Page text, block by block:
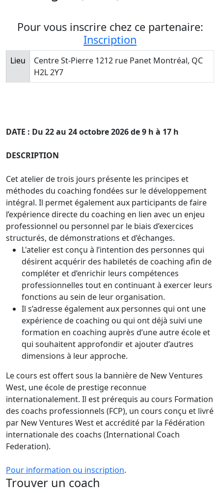
Pour vous inscrire chez ce partenaire:
Inscription
Lieu
Centre St-Pierre 1212 rue Panet Montréal, QC
H2L 2Y7
DATE : Du 22 au 24 octobre 2026 de 9 h à 17 h
DESCRIPTION
Cet atelier de trois jours présente les principes et
méthodes du coaching fondées sur le développement
intégral. Il permet également aux participants de faire
l’expérience directe du coaching en lien avec un enjeu
professionnel ou personnel par le biais d’exercices
structurés, de démonstrations et d’échanges.
L'atelier est conçu à l’intention des personnes qui
désirent acquérir des habiletés de coaching afin de
compléter et d’enrichir leurs compétences
professionnelles tout en continuant à exercer leurs
fonctions au sein de leur organisation.
Il s’adresse également aux personnes qui ont une
expérience de coaching ou qui ont déjà suivi une
formation en coaching auprès d’une autre école et
qui souhaitent approfondir et ajouter d’autres
dimensions à leur approche.
Le cours est offert sous la bannière de New Ventures
West, une école de prestige reconnue
internationalement. Il est prérequis au cours Formation
des coachs professionnels (FCP), un cours conçu et livré
par New Ventures West et accrédité par la Fédération
internationale des coachs (International Coach
Federation).
Pour information ou inscription.
Trouver un coach